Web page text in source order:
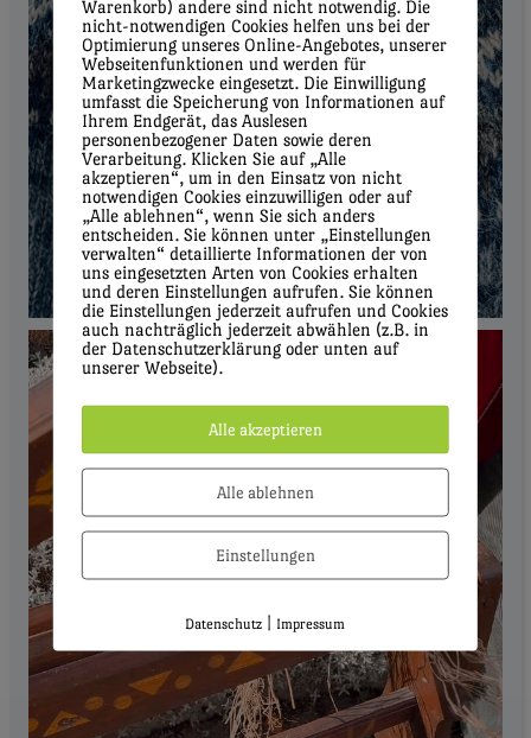
Warenkorb) andere sind nicht notwendig. Die
nicht-notwendigen Cookies helfen uns bei der
Optimierung unseres Online-Angebotes, unserer
Webseitenfunktionen und werden für
Marketingzwecke eingesetzt. Die Einwilligung
umfasst die Speicherung von Informationen auf
Ihrem Endgerät, das Auslesen
personenbezogener Daten sowie deren
Verarbeitung. Klicken Sie auf „Alle
akzeptieren“, um in den Einsatz von nicht
notwendigen Cookies einzuwilligen oder auf
„Alle ablehnen“, wenn Sie sich anders
entscheiden. Sie können unter „Einstellungen
verwalten“ detaillierte Informationen der von
uns eingesetzten Arten von Cookies erhalten
und deren Einstellungen aufrufen. Sie können
die Einstellungen jederzeit aufrufen und Cookies
auch nachträglich jederzeit abwählen (z.B. in
der Datenschutzerklärung oder unten auf
unserer Webseite).
Alle akzeptieren
Alle ablehnen
Einstellungen
Datenschutz | Impressum